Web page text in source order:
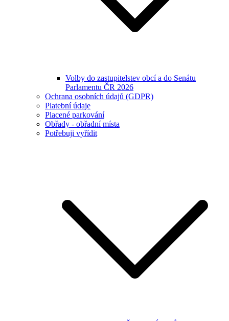
Volby do zastupitelstev obcí a do Senátu
Parlamentu ČR 2026
Ochrana osobních údajů (GDPR)
Platební údaje
Placené parkování
Obřady - obřadní místa
Potřebuji vyřídit